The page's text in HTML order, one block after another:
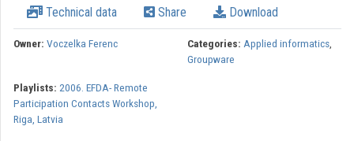
Organizations
Technical data Share Download
Owner: Voczelka Ferenc Categories: Applied informatics,
Groupware
Playlists: 2006. EFDA- Remote
Participation Contacts Workshop,
Riga, Latvia